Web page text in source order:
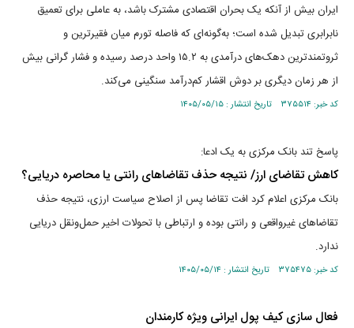
ایران بیش از آنکه یک بحران اقتصادی مشترک باشد، به عاملی برای تعمیق
نابرابری تبدیل شده است؛ به‌گونه‌ای که فاصله تورم میان فقیرترین و
ثروتمندترین دهک‌های درآمدی به ۱۵.۲ واحد درصد رسیده و فشار گرانی بیش
از هر زمان دیگری بر دوش اقشار کم‌درآمد سنگینی می‌کند.
کد خبر: ۳۷۵۵۱۴ تاریخ انتشار : ۱۴۰۵/۰۵/۱۵
پاسخ تند بانک مرکزی به یک ادعا:
کاهش تقاضای ارز/ نتیجه حذف تقاضاهای رانتی یا محاصره دریایی؟
بانک مرکزی اعلام کرد افت تقاضا پس از اصلاح سیاست ارزی، نتیجه حذف
تقاضا‌های غیرواقعی و رانتی بوده و ارتباطی با تحولات اخیر حمل‌ونقل دریایی
ندارد.
کد خبر: ۳۷۵۴۷۵ تاریخ انتشار : ۱۴۰۵/۰۵/۱۴
فعال سازی کیف پول ایرانی ویژه کارمندان